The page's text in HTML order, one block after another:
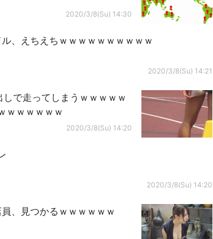
2020/3/8(Su) 14:30
、えちえちｗｗｗｗｗｗｗｗｗｗ
2020/3/8(Su) 14:21
しで走ってしまうｗｗｗｗｗ
ｗｗｗｗｗｗ
2020/3/8(Su) 14:20
2020/3/8(Su) 14:20
、見つかるｗｗｗｗｗｗ